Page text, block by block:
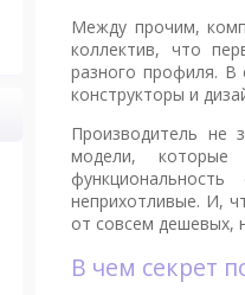
Между прочим,
коллектив, что
разного профиля. В
конструкторы и
Производитель не
модели, которые
неприхотливые. И,
от совсем дешевых,
В чем секрет